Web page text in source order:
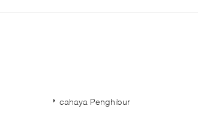
cahaya Penghibur